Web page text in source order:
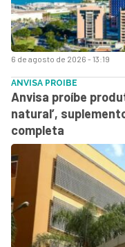
6 de agosto de 2026 - 13:19
ANVISA PROIBE
Anvisa proíbe
natural’,
completa